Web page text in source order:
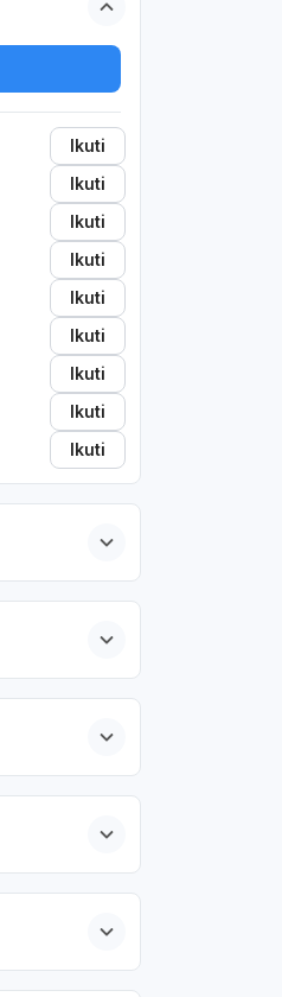
hormon atau perlu
Ikuti
Ikuti
Ikuti
Ikuti
Ikuti
Ikuti
Ikuti
Ikuti
Ikuti